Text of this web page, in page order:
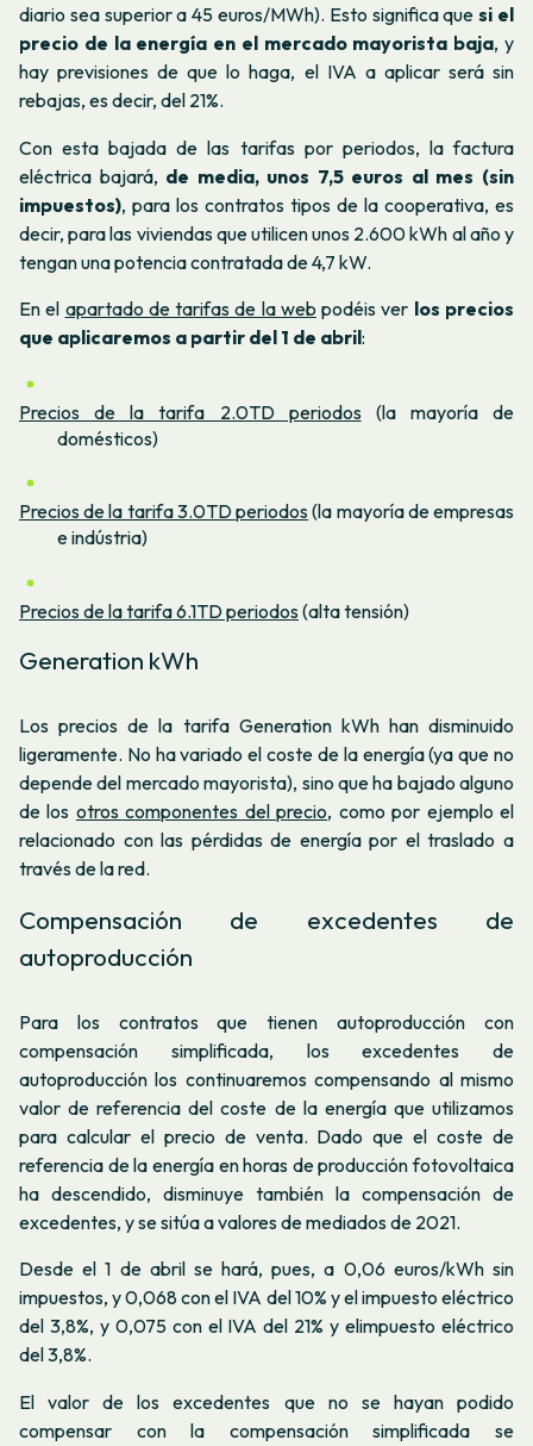
diario sea superior a 45 euros/MWh). Esto significa quesi el
precio de la energía en el mercado mayorista baja, y
hay previsiones de que lo haga, el IVA a aplicar será sin
rebajas, es decir, del 21%.
Con esta bajada de las tarifas por periodos, la factura
eléctrica bajará, de media, unos 7,5 euros al mes (sin
impuestos), para los contratos tipos de la cooperativa, es
decir, para las viviendas que utilicen unos 2.600 kWh al año y
tengan una potencia contratada de 4,7 kW.
En el apartado de tarifas de la web podéis ver los precios
que aplicaremos a partir del 1 de abril:
Precios de la tarifa 2.0TD periodos(la mayoría de
domésticos)
Precios de la tarifa 3.0TD periodos(la mayoría de empresas
e indústria)
Precios de la tarifa 6.1TD periodos(alta tensión)
Generation kWh
Los precios de la tarifa Generation kWh han disminuido
ligeramente. No ha variado el coste de la energía (ya que no
depende del mercado mayorista), sino que ha bajado alguno
de los otros componentes del precio, como por ejemplo el
relacionado con las pérdidas de energía por el traslado a
través de la red.
Compensación de excedentes de
autoproducción
Para los contratos que tienen autoproducción con
compensación simplificada, los excedentes de
autoproducción los continuaremos compensando al mismo
valor de referencia del coste de la energía que utilizamos
para calcular el precio de venta. Dado que el coste de
referencia de la energía en horas de producción fotovoltaica
ha descendido, disminuye también la compensación de
excedentes, y se sitúa a valores de mediados de 2021.
Desde el 1 de abril se hará, pues, a 0,06 euros/kWh sin
impuestos, y 0,068 con el IVA del 10% y el impuesto eléctrico
del 3,8%, y 0,075 con el IVA del 21% y elimpuesto eléctrico
del 3,8%.
El valor de los excedentes que no se hayan podido
compensar con la compensación simplificada se